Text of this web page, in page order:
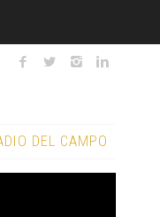
DEL CAMPO